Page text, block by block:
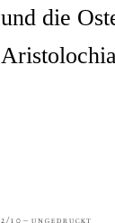
und die